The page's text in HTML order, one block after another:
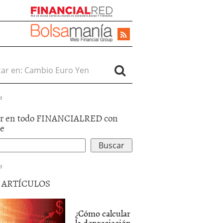
en:
en todo FINANCIALRED con
ARTÍCULOS
¿Cómo calcular